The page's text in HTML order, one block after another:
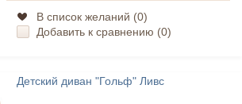
В список желаний (0)
Добавить к сравнению (0)
Детский диван "Гольф" Ливс